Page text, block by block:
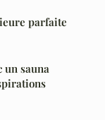
parfaite
un sauna